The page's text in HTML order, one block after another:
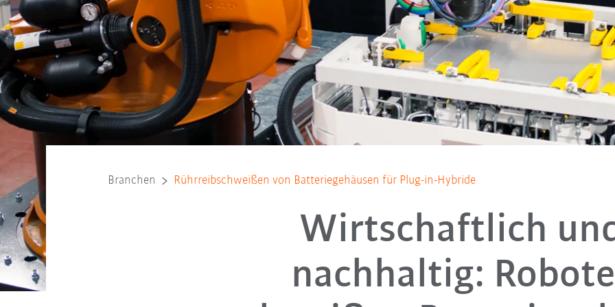
Branchen Rührreibschweißen von Batteriegehäusen für Plug-in-Hybride
Wirtschaftlich
nachhaltig: